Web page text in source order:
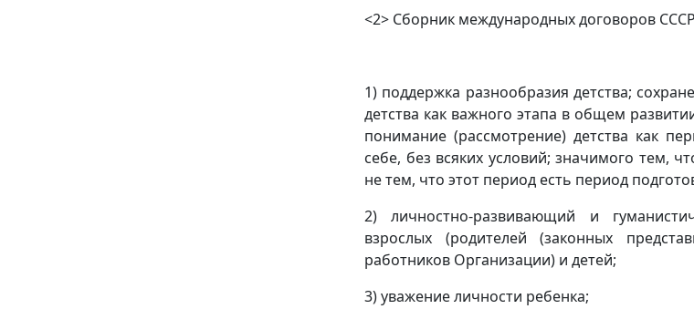
<2> Сборник международных договоров
1) поддержка разнообразия детства;
детства как важного этапа в общем
понимание (рассмотрение) детства как
себе, без всяких условий; значимого тем,
не тем, что этот период есть период
2) личностно-развивающий и
взрослых (родителей (законных
работников Организации) и детей;
3) уважение личности ребенка;